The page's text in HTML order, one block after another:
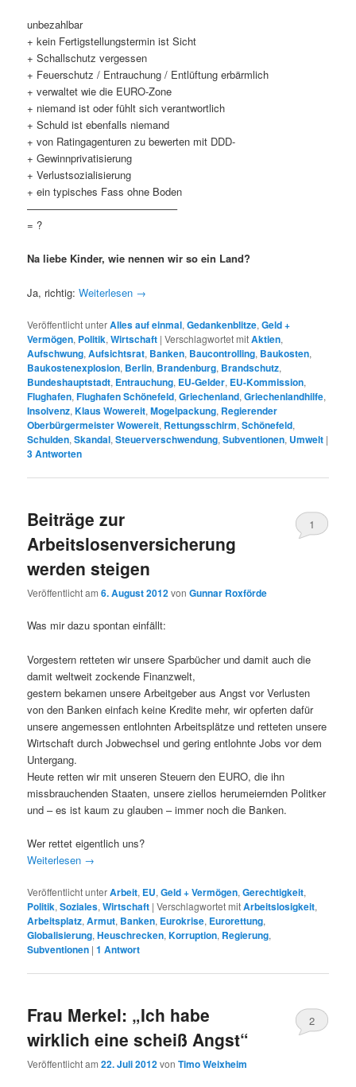
unbezahlbar
+ kein Fertigstellungstermin ist Sicht
+ Schallschutz vergessen
+ Feuerschutz / Entrauchung / Entlüftung erbärmlich
+ verwaltet wie die EURO-Zone
+ niemand ist oder fühlt sich verantwortlich
+ Schuld ist ebenfalls niemand
+ von Ratingagenturen zu bewerten mit DDD-
+ Gewinnprivatisierung
+ Verlustsozialisierung
+ ein typisches Fass ohne Boden
——————————————–
= ?
Na liebe Kinder, wie nennen wir so ein Land?
Ja, richtig:Weiterlesen →
Veröffentlicht unterAlles auf einmal,Gedankenblitze,Geld +
Vermögen, Politik,Wirtschaft |Verschlagwortet mitAktien,
Aufschwung,Aufsichtsrat, Banken, Baucontrolling, Baukosten,
Baukostenexplosion, Berlin, Brandenburg, Brandschutz,
Bundeshauptstadt, Entrauchung, EU-Gelder, EU-Kommission,
Flughafen,Flughafen Schönefeld,Griechenland,Griechenlandhilfe,
Insolvenz,Klaus Wowereit,Mogelpackung, Regierender
Oberbürgermeister Wowereit, Rettungsschirm,Schönefeld,
Schulden,Skandal,Steuerverschwendung,Subventionen, Umwelt |
3Antworten
Beiträge zur
Arbeitslosenversicherung
werden steigen
Veröffentlicht am6. August 2012vonGunnar Roxförde
1
Was mir dazu spontan einfällt:
Vorgestern retteten wir unsere Sparbücher und damit auch die
damit weltweit zockende Finanzwelt,
gestern bekamen unsere Arbeitgeber aus Angst vor Verlusten
von den Banken einfach keine Kredite mehr, wir opferten dafür
unsere angemessen entlohnten Arbeitsplätze und retteten unsere
Wirtschaft durch Jobwechsel und gering entlohnte Jobs vor dem
Untergang.
Heute retten wir mit unseren Steuern den EURO, die ihn
missbrauchenden Staaten, unsere ziellos herumeiernden Politker
und – es ist kaum zu glauben – immer noch die Banken.
Wer rettet eigentlich uns?
Weiterlesen →
Veröffentlicht unterArbeit, EU,Geld + Vermögen,Gerechtigkeit,
Politik,Soziales,Wirtschaft |Verschlagwortet mitArbeitslosigkeit,
Arbeitsplatz,Armut, Banken, Eurokrise, Eurorettung,
Globalisierung,Heuschrecken,Korruption, Regierung,
Subventionen |1 Antwort
Frau Merkel: „Ich habe
wirklich eine scheiß Angst“
Veröffentlicht am22. Juli 2012vonTimo Weixheim
2